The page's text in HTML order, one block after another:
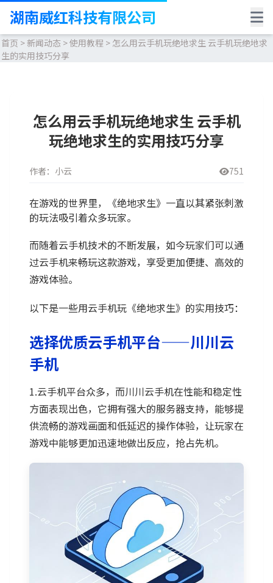
湖南威红科技有限公司
首页 >新闻动态 >使用教程 > 怎么用云手机玩绝地求生 云手机玩绝地求
生的实用技巧分享
怎么用云手机玩绝地求生 云手机
玩绝地求生的实用技巧分享
作者：小云 751
在游戏的世界里，《绝地求生》一直以其紧张刺激
的玩法吸引着众多玩家。
而随着云手机技术的不断发展，如今玩家们可以通
过云手机来畅玩这款游戏，享受更加便捷、高效的
游戏体验。
以下是一些用云手机玩《绝地求生》的实用技巧：
选择优质云手机平台——川川云
手机
1.云手机平台众多，而川川云手机在性能和稳定性
方面表现出色，它拥有强大的服务器支持，能够提
供流畅的游戏画面和低延迟的操作体验，让玩家在
游戏中能够更加迅速地做出反应，抢占先机。